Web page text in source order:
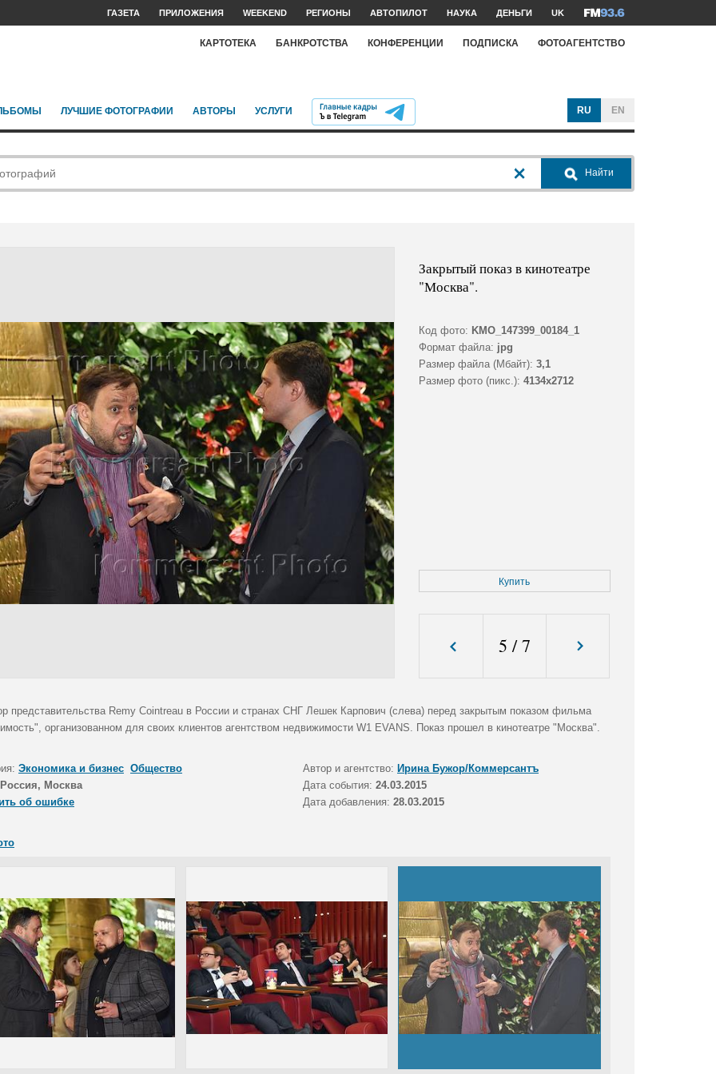
ГАЗЕТА ПРИЛОЖЕНИЯ WEEKEND РЕГИОНЫ АВТОПИЛОТ НАУКА ДЕНЬГИ UK
КАРТОТЕКА БАНКРОТСТВА КОНФЕРЕНЦИИ ПОДПИСКА ФОТОАГЕНТСТВО
ЛУЧШИЕ ФОТОГРАФИИ АВТОРЫ УСЛУГИ RU EN
Найти
Закрытый показ в кинотеатре
"Москва".
Код фото: KMO_147399_00184_1
Формат файла: jpg
Размер файла (Мбайт): 3,1
Размер фото (пикс.): 4134x2712
Купить
5 /7
представительства Remy Cointreau в России и странах СНГ Лешек Карпович (слева) перед закрытым показом фильма
организованном для своих клиентов агентством недвижимости W1 EVANS. Показ прошел в кинотеатре "Москва".
Экономика и бизнес Общество Автор и агентство: Ирина Бужор/Коммерсантъ
Россия, Москва Дата события: 24.03.2015
об ошибке
Дата добавления: 28.03.2015